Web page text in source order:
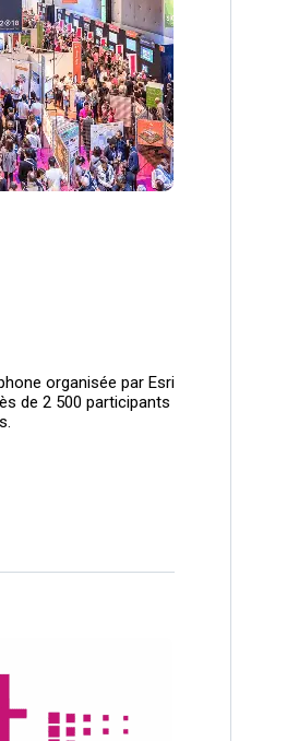
organisée par Esri
de 2 500 participants